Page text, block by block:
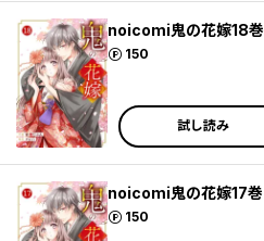
noicomi鬼の花嫁18巻
150
ポイント
試し読み
noicomi鬼の花嫁17巻
150
ポイント